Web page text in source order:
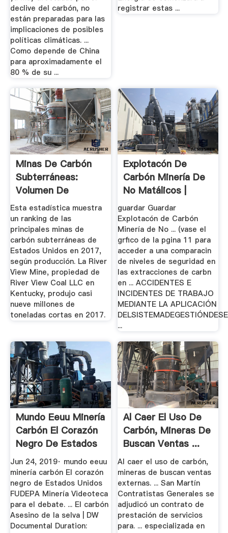
declive del carbón, no
están preparadas para las
implicaciones de posibles
políticas climáticas. ...
Como depende de China
para aproximadamente el
80 % de su ...
registrar estas ...
Minas De Carbón
Subterráneas:
Volumen De
Producción 2017 ...
Esta estadística muestra
un ranking de las
principales minas de
carbón subterráneas de
Estados Unidos en 2017,
según producción. La River
View Mine, propiedad de
River View Coal LLC en
Kentucky, produjo casi
nueve millones de
toneladas cortas en 2017.
Explotacón De
Carbón Minería De
No Matálicos |
Minería ...
guardar Guardar
Explotacón de Carbón
Minería de No ... (vase el
grfico de la pgina 11 para
acceder a una comparacin
de niveles de seguridad en
las extracciones de carbn
en ... ACCIDENTES E
INCIDENTES DE TRABAJO
MEDIANTE LA APLICACIÓN
...
Mundo Eeuu Minería
Carbón El Corazón
Negro De Estados
...
Jun 24, 2019· mundo eeuu
minería carbón El corazón
negro de Estados Unidos
FUDEPA Minería Videoteca
para el debate. ... El carbón
Asesino de la selva | DW
Documental Duration:
Al Caer El Uso De
Carbón, Mineras De
Buscan Ventas ...
Al caer el uso de carbón,
mineras de buscan ventas
externas. ... San Martín
Contratistas Generales se
adjudicó un contrato de
prestación de servicios
para. ... especializada en